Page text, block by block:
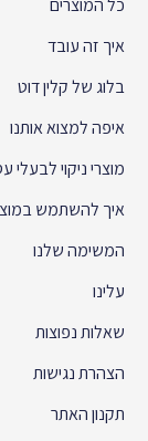
איך זה עובד
בלוג של קלין דוט
איפה למצוא אותנו
מוצרי ניקוי לבעלי
איך להשתמש
המשימה שלנו
עלינו
שאלות נפוצות
הצהרת נגישות
תקנון האתר